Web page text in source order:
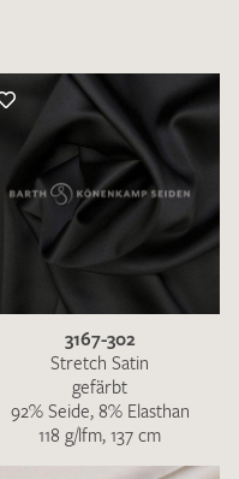
3167-302
Stretch Satin
gefärbt
92% Seide, 8% Elasthan
118 g/lfm, 137 cm